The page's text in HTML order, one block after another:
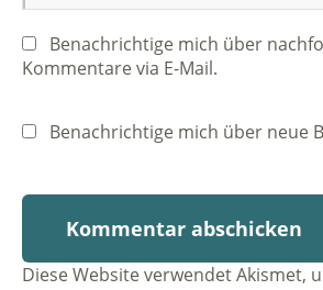
Benachrichtige mich über
Kommentare via E-Mail.
Benachrichtige mich über neue
Diese Website verwendet Akismet,